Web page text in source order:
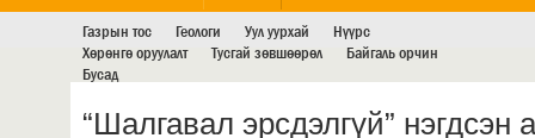
Газрын тос
Геологи Уул уурхай
Нүүрс
Хөрөнгө оруулалт
Тусгай зөвшөөрөл
Байгаль орчин
Бусад
“Шалгавал эрсдэлгүй” нэгдсэн